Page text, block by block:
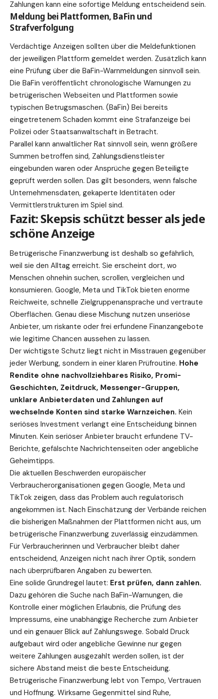
Zahlungen kann eine sofortige Meldung entscheidend sein.
Meldung bei Plattformen, BaFin und
Strafverfolgung
Verdächtige Anzeigen sollten über die Meldefunktionen
der jeweiligen Plattform gemeldet werden. Zusätzlich kann
eine Prüfung über die BaFin-Warnmeldungen sinnvoll sein.
Die BaFin veröffentlicht chronologische Warnungen zu
betrügerischen Webseiten und Plattformen sowie
typischen Betrugsmaschen. (BaFin) Bei bereits
eingetretenem Schaden kommt eine Strafanzeige bei
Polizei oder Staatsanwaltschaft in Betracht.
Parallel kann anwaltlicher Rat sinnvoll sein, wenn größere
Summen betroffen sind, Zahlungsdienstleister
eingebunden waren oder Ansprüche gegen Beteiligte
geprüft werden sollen. Das gilt besonders, wenn falsche
Unternehmensdaten, gekaperte Identitäten oder
Vermittlerstrukturen im Spiel sind.
Fazit: Skepsis schützt besser als jede
schöne Anzeige
Betrügerische Finanzwerbung ist deshalb so gefährlich,
weil sie den Alltag erreicht. Sie erscheint dort, wo
Menschen ohnehin suchen, scrollen, vergleichen und
konsumieren. Google, Meta und TikTok bieten enorme
Reichweite, schnelle Zielgruppenansprache und vertraute
Oberflächen. Genau diese Mischung nutzen unseriöse
Anbieter, um riskante oder frei erfundene Finanzangebote
wie legitime Chancen aussehen zu lassen.
Der wichtigste Schutz liegt nicht in Misstrauen gegenüber
jeder Werbung, sondern in einer klaren Prüfroutine. Hohe
Rendite ohne nachvollziehbares Risiko, Promi-
Geschichten, Zeitdruck, Messenger-Gruppen,
unklare Anbieterdaten und Zahlungen auf
wechselnde Konten sind starke Warnzeichen. Kein
seriöses Investment verlangt eine Entscheidung binnen
Minuten. Kein seriöser Anbieter braucht erfundene TV-
Berichte, gefälschte Nachrichtenseiten oder angebliche
Geheimtipps.
Die aktuellen Beschwerden europäischer
Verbraucherorganisationen gegen Google, Meta und
TikTok zeigen, dass das Problem auch regulatorisch
angekommen ist. Nach Einschätzung der Verbände reichen
die bisherigen Maßnahmen der Plattformen nicht aus, um
betrügerische Finanzwerbung zuverlässig einzudämmen.
Für Verbraucherinnen und Verbraucher bleibt daher
entscheidend, Anzeigen nicht nach ihrer Optik, sondern
nach überprüfbaren Angaben zu bewerten.
Eine solide Grundregel lautet: Erst prüfen, dann zahlen.
Dazu gehören die Suche nach BaFin-Warnungen, die
Kontrolle einer möglichen Erlaubnis, die Prüfung des
Impressums, eine unabhängige Recherche zum Anbieter
und ein genauer Blick auf Zahlungswege. Sobald Druck
aufgebaut wird oder angebliche Gewinne nur gegen
weitere Zahlungen ausgezahlt werden sollen, ist der
sichere Abstand meist die beste Entscheidung.
Betrügerische Finanzwerbung lebt von Tempo, Vertrauen
und Hoffnung. Wirksame Gegenmittel sind Ruhe,